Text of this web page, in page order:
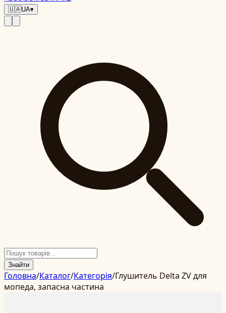
🇺🇦UA▾
Знайти
Головна/Каталог/Категорія/Глушитель Delta ZV для
мопеда, запасна частина